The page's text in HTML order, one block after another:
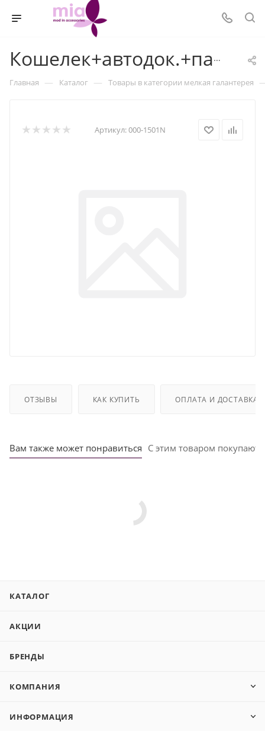
Кошелек+автодок.+пасп.
Главная — Каталог — Товары в категории мелкая галантерея
Артикул:000-1501N
ОТЗЫВЫ КАК КУПИТЬ ОПЛАТА И ДОСТАВКА
Вам также может понравиться С этим товаром покупают
КАТАЛОГ
АКЦИИ
БРЕНДЫ
КОМПАНИЯ
ИНФОРМАЦИЯ